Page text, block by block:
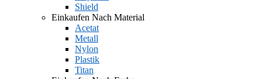
Shield
Einkaufen Nach Material
Acetat
Metall
Nylon
Plastik
Titan